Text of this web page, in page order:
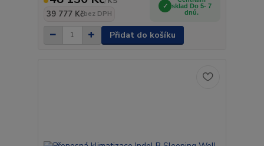
39 777 Kčbez DPH
sklad Do 5- 7
dnů.
Přidat do košíku